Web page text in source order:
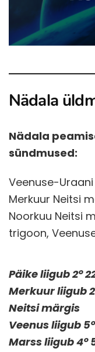
Nädala
Nädala
sündmused:
Veenuse-
Merkuur Neitsi
Noorkuu Neitsi
trigoon,
Päike liigub 2°
Merkuur liigub
Neitsi märgis
Veenus liigub
Marss liigub 4°